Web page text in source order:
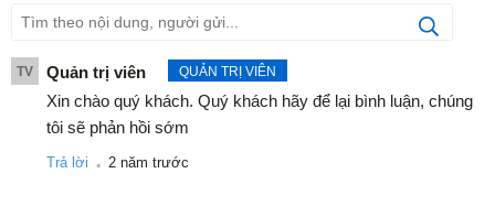
TV Quản trị viên QUẢN TRỊ VIÊN
Xin chào quý khách. Quý khách hãy để lại bình luận, chúng
tôi sẽ phản hồi sớm
Trả lời . 2 năm trước